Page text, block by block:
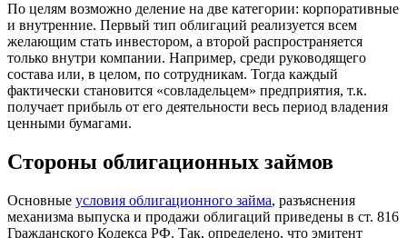
По целям возможно деление на две категории: корпоративные
и внутренние. Первый тип облигаций реализуется всем
желающим стать инвестором, а второй распространяется
только внутри компании. Например, среди руководящего
состава или, в целом, по сотрудникам. Тогда каждый
фактически становится «совладельцем» предприятия, т.к.
получает прибыль от его деятельности весь период владения
ценными бумагами.
Стороны облигационных займов
Основные условия облигационного займа, разъяснения
механизма выпуска и продажи облигаций приведены в ст. 816
Гражданского Кодекса РФ. Так, определено, что эмитент